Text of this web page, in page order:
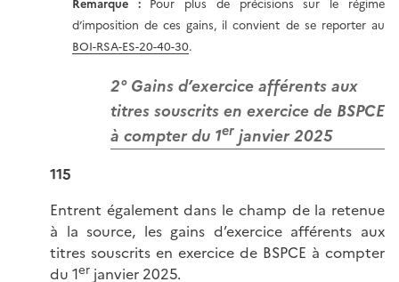
Remarque :Pour plus de précisions sur le régime
d’imposition de ces gains, il convient de se reporter au
BOI-RSA-ES-20-40-30.
2° Gains d’exercice afférents aux
titres souscrits en exercice de BSPCE
à compter du 1er janvier 2025
115
Entrent également dans le champ de la retenue
à la source, les gains d’exercice afférents aux
titres souscrits en exercice de BSPCE à compter
du 1er janvier 2025.